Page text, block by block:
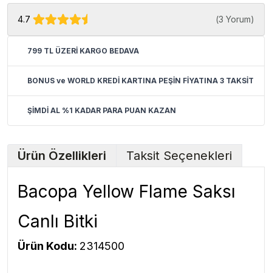
4.7 (3 Yorum)
799 TL ÜZERİ KARGO BEDAVA
BONUS ve WORLD KREDİ KARTINA PEŞİN FİYATINA 3 TAKSİT
ŞİMDİ AL %1 KADAR PARA PUAN KAZAN
Ürün Özellikleri Taksit Seçenekleri
Bacopa Yellow Flame Saksı
Canlı Bitki
Ürün Kodu: 2314500